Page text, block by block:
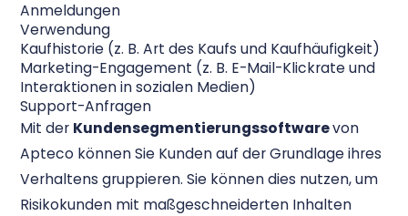
Anmeldungen
Verwendung
Kaufhistorie (z. B. Art des Kaufs und Kaufhäufigkeit)
Marketing-Engagement (z. B. E-Mail-Klickrate und
Interaktionen in sozialen Medien)
Support-Anfragen
Mit der Kundensegmentierungssoftwarevon
Apteco können Sie Kunden auf der Grundlage ihres
Verhaltens gruppieren. Sie können dies nutzen, um
Risikokunden mit maßgeschneiderten Inhalten